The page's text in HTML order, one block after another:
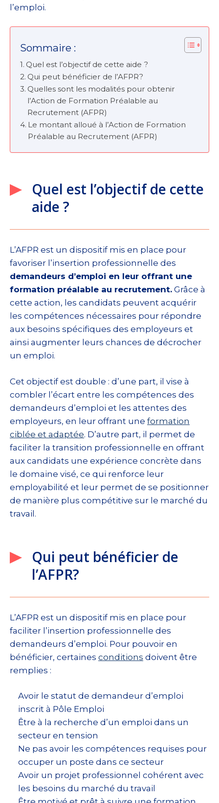
l’emploi.
Sommaire :
Quel est l’objectif de cette aide ?
Qui peut bénéficier de l’AFPR?
Quelles sont les modalités pour obtenir
l’Action de Formation Préalable au
Recrutement (AFPR)
Le montant alloué à l’Action de Formation
Préalable au Recrutement (AFPR)
Quel est l’objectif de cette
aide ?
L’AFPR est un dispositif mis en place pour
favoriser l’insertion professionnelle des
demandeurs d’emploi en leur offrant une
formation préalable au recrutement. Grâce à
cette action, les candidats peuvent acquérir
les compétences nécessaires pour répondre
aux besoins spécifiques des employeurs et
ainsi augmenter leurs chances de décrocher
un emploi.
Cet objectif est double : d’une part, il vise à
combler l’écart entre les compétences des
demandeurs d’emploi et les attentes des
employeurs, en leur offrant une formation
ciblée et adaptée. D’autre part, il permet de
faciliter la transition professionnelle en offrant
aux candidats une expérience concrète dans
le domaine visé, ce qui renforce leur
employabilité et leur permet de se positionner
de manière plus compétitive sur le marché du
travail.
Qui peut bénéficier de
l’AFPR?
L’AFPR est un dispositif mis en place pour
faciliter l’insertion professionnelle des
demandeurs d’emploi. Pour pouvoir en
bénéficier, certaines conditions doivent être
remplies :
Avoir le statut de demandeur d’emploi
inscrit à Pôle Emploi
Être à la recherche d’un emploi dans un
secteur en tension
Ne pas avoir les compétences requises pour
occuper un poste dans ce secteur
Avoir un projet professionnel cohérent avec
les besoins du marché du travail